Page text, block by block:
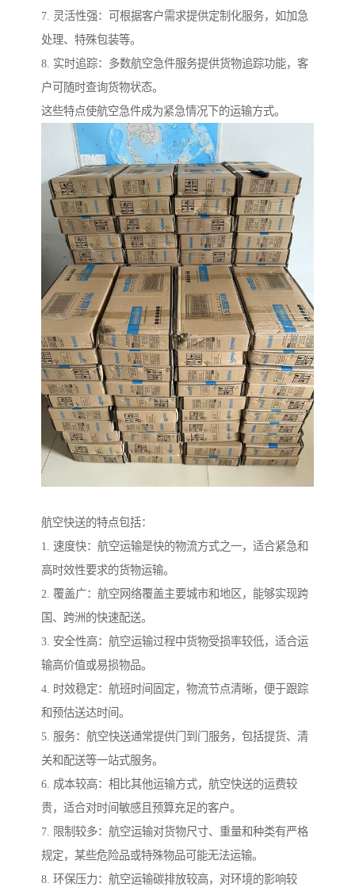
7. 灵活性强：可根据客户需求提供定制化服务，如加急
处理、特殊包装等。
8. 实时追踪：多数航空急件服务提供货物追踪功能，客
户可随时查询货物状态。
这些特点使航空急件成为紧急情况下的运输方式。
航空快送的特点包括：
1. 速度快：航空运输是快的物流方式之一，适合紧急和
高时效性要求的货物运输。
2. 覆盖广：航空网络覆盖主要城市和地区，能够实现跨
国、跨洲的快速配送。
3. 安全性高：航空运输过程中货物受损率较低，适合运
输高价值或易损物品。
4. 时效稳定：航班时间固定，物流节点清晰，便于跟踪
和预估送达时间。
5. 服务：航空快送通常提供门到门服务，包括提货、清
关和配送等一站式服务。
6. 成本较高：相比其他运输方式，航空快送的运费较
贵，适合对时间敏感且预算充足的客户。
7. 限制较多：航空运输对货物尺寸、重量和种类有严格
规定，某些危险品或特殊物品可能无法运输。
8. 环保压力：航空运输碳排放较高，对环境的影响较